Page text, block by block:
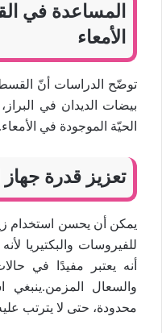
المساعدة في
الأمعاء
توضّح الدراسات أنّ
بيضات الديدان في
الحيّة الموجودة في الأمعاء.
تعزيز قدرة جهاز
يمكن أن يحسن استخدام
للفيروسات والبكتيريا
أنه يعتبر مفيدًا في
والسعال المزمن.ينبغي
محدودة، حتى لا يترتب